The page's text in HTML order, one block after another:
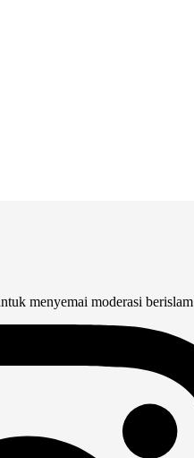
menyemai moderasi berislam